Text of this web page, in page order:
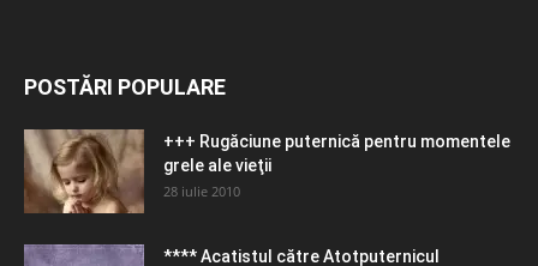
POSTĂRI POPULARE
+++ Rugăciune puternică pentru momentele
grele ale vieţii
28 iulie 2010
**** Acatistul către Atotputernicul